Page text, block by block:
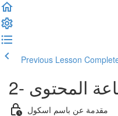
Previous Lesson
المحتوى
مقدمة عن باسم اسكول